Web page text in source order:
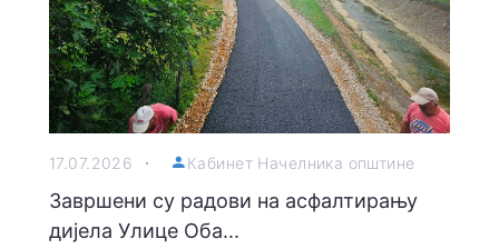
17.07.2026 Кабинет Начелника општине
Завршени су радови на асфалтирању
дијела Улице Оба...